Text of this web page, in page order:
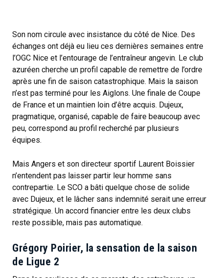
Son nom circule avec insistance du côté de Nice. Des
échanges ont déjà eu lieu ces dernières semaines entre
l’OGC Nice et l’entourage de l’entraîneur angevin. Le club
azuréen cherche un profil capable de remettre de l’ordre
après une fin de saison catastrophique. Mais la saison
n’est pas terminé pour les Aiglons. Une finale de Coupe
de France et un maintien loin d’être acquis. Dujeux,
pragmatique, organisé, capable de faire beaucoup avec
peu, correspond au profil recherché par plusieurs
équipes.
Mais Angers et son directeur sportif Laurent Boissier
n’entendent pas laisser partir leur homme sans
contrepartie. Le SCO a bâti quelque chose de solide
avec Dujeux, et le lâcher sans indemnité serait une erreur
stratégique. Un accord financier entre les deux clubs
reste possible, mais pas automatique.
Grégory Poirier, la sensation de la saison
de Ligue 2